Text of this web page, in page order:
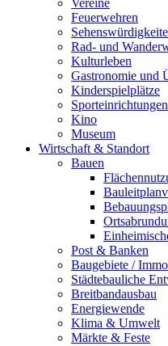
Vereine
Feuerwehren
Rad- und
Kulturleben
Gastronomie und
Kinderspielplätze
Sporteinrichtungen
Kino
Museum
Wirtschaft & Standort
Bauen
Post & Banken
Baugebiete /
Städtebauliche
Breitbandausbau
Energiewende
Klima & Umwelt
Märkte & Feste